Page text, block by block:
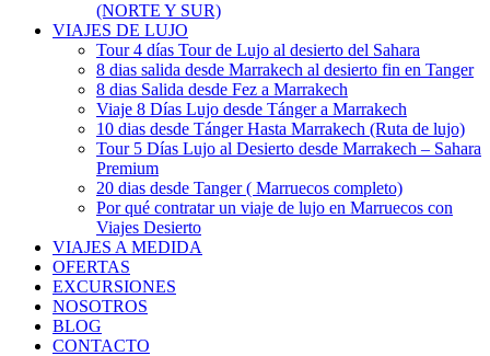
(NORTE Y SUR)
VIAJES DE LUJO
Tour 4 días Tour de Lujo al desierto del Sahara
8 dias salida desde Marrakech al desierto fin en Tanger
8 dias Salida desde Fez a Marrakech
Viaje 8 Días Lujo desde Tánger a Marrakech
10 dias desde Tánger Hasta Marrakech (Ruta de lujo)
Tour 5 Días Lujo al Desierto desde Marrakech – Sahara
Premium
20 dias desde Tanger ( Marruecos completo)
Por qué contratar un viaje de lujo en Marruecos con
Viajes Desierto
VIAJES A MEDIDA
OFERTAS
EXCURSIONES
NOSOTROS
BLOG
CONTACTO